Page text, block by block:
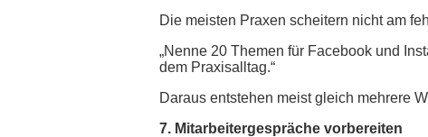
Die meisten Praxen scheitern nicht am
„Nenne 20 Themen für Facebook und
dem Praxisalltag.“
Daraus entstehen meist gleich mehrere
7. Mitarbeitergespräche vorbereiten